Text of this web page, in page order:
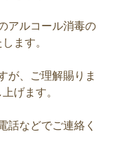
アルコール消毒の
ます。
が、ご理解賜りま
げます。
話などでご連絡く